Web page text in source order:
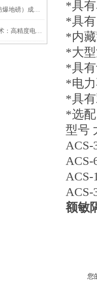
天全80T地磅（邛崃防爆地磅）成华60吨吊秤）自贡20T地磅
精密世界中的称量艺术：高精度电子天平的魅力
*具
*具
*内
*大
*具
*电
*具
*选
型号
ACS-
ACS-
ACS-
ACS-
额敏
您